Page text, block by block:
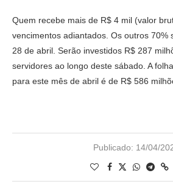
Quem recebe mais de R$ 4 mil (valor
vencimentos adiantados. Os outros 70%
28 de abril. Serão investidos R$ 287
servidores ao longo deste sábado. A
para este mês de abril é de R$ 586
Publicado: 14/04/